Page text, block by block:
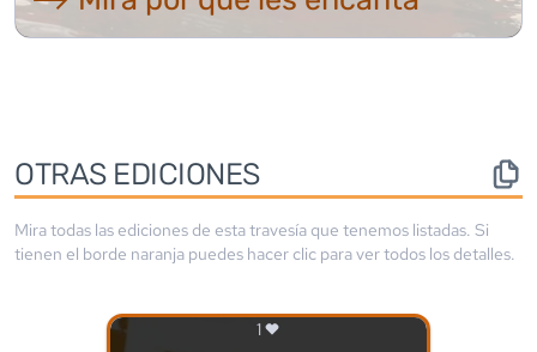
OTRAS EDICIONES
Mira todas las ediciones de esta travesía que tenemos listadas. Si
tienen el borde naranja puedes hacer clic para ver todos los detalles.
1